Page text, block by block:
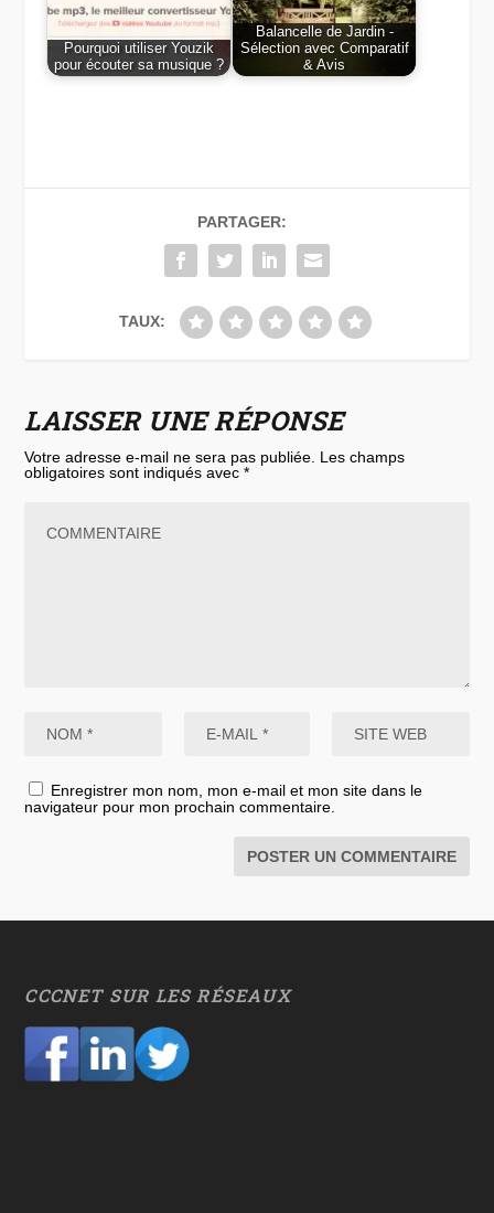
Pourquoi utiliser Youzik
pour écouter sa musique ?
Balancelle de Jardin -
Sélection avec Comparatif
& Avis
PARTAGER:
TAUX:
LAISSER UNE RÉPONSE
Votre adresse e-mail ne sera pas publiée. Les champs
obligatoires sont indiqués avec*
Enregistrer mon nom, mon e-mail et mon site dans le
navigateur pour mon prochain commentaire.
CCCNET SUR LES RÉSEAUX